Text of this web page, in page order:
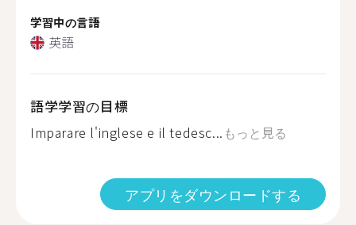
学習中の言語
英語
語学学習の目標
Imparare l'inglese e il tedesc... もっと見る
アプリをダウンロードする